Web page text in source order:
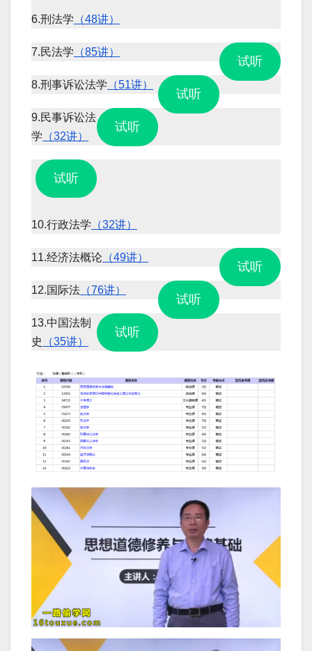
6.刑法学 （48讲）
试听
7.民法学 （85讲）
试听
8.刑事诉讼法学 （51讲）
试听
9.民事诉讼法
学 （32讲）
试听
10.行政法学 （32讲）
试听
11.经济法概论 （49讲）
试听
12.国际法 （76讲）
试听
13.中国法制
史
（35讲）